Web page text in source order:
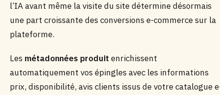
l’IA avant même la visite du site détermine désormais
une part croissante des conversions e-commerce sur la
plateforme.
Les métadonnées produit enrichissent
automatiquement vos épingles avec les informations
prix, disponibilité, avis clients issus de votre catalogue